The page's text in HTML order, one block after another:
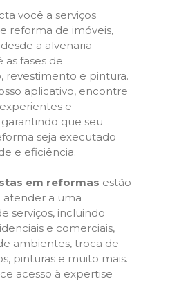
você a serviços
reforma de imóveis,
a alvenaria
as fases de
revestimento e pintura.
aplicativo, encontre
e
que seu
seja executado
e eficiência.
em reformas estão
atender a uma
serviços, incluindo
e comerciais,
ambientes, troca de
pinturas e muito mais.
acesso à expertise